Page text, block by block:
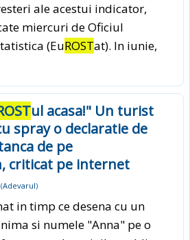
ale acestui indicator,
miercuri de Oficiul
(EuROSTat). In iunie,
ul acasa!" Un turist
spray o declaratie de
de pe
criticat pe internet
(Adevarul)
in timp ce desena cu un
si numele "Anna" pe o